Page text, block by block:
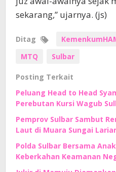
sekarang,” ujarnya. (js)
Ditag
MTQ
Sulbar
Posting Terkait
Peluang Head to Head
Perebutan Kursi Wagub
Pemprov Sulbar Sambut
Laut di Muara Sungai
Polda Sulbar Bersama
Keberkahan Keamanan